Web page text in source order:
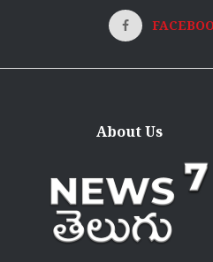
About Us